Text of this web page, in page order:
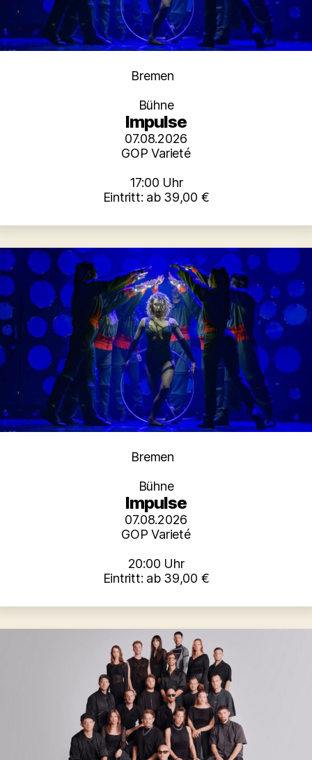
Kategorien
Bremen
Bühne
Impulse
07.08.2026
GOP Varieté
17:00 Uhr
Eintritt: ab 39,00 €
Kategorien
Bremen
Bühne
Impulse
07.08.2026
GOP Varieté
20:00 Uhr
Eintritt: ab 39,00 €